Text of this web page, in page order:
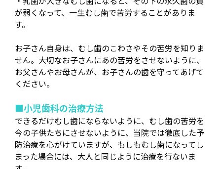
が弱くなって、一生むし歯で苦労することがありま
す。
お子さん自身は、むし歯のこわさやその苦労を知りま
せん。大切なお子さんにあの苦労をさせないように、
お父さんやお母さんが、お子さんの歯を守ってあげて
ください。
■小児歯科の治療方法
できるだけむし歯にならないように、むし歯の苦労を
今の子供たちにさせないように、当院では徹底した予
防治療を心がけていますが、もしもむし歯になってし
まった場合には、大人と同じように治療を行ないま